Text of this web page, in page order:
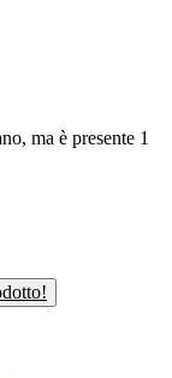
ma è presente 1